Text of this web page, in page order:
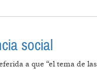
social
a que “el tema de las